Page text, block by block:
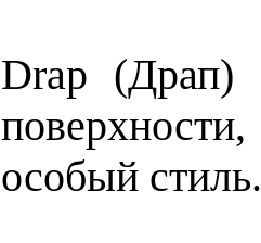
Drap (Драп)
особый стиль.